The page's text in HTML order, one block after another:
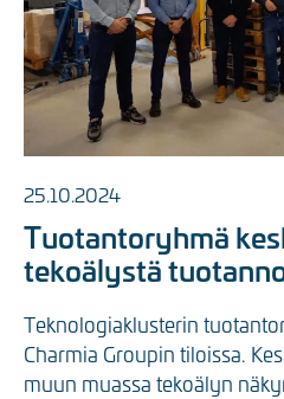
25.10.2024
Tuotantoryhmä
tekoälystä
Teknologiaklusterin
Charmia Groupin tiloissa.
muun muassa tekoälyn